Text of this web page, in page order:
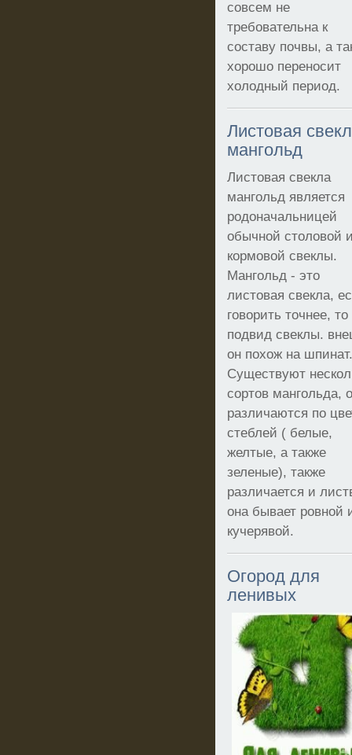
совсем не
требовательна к
составу почвы, а
хорошо переносит
холодный период.
Листовая
мангольд
Листовая свекла
мангольд является
родоначальницей
обычной столовой
кормовой свеклы.
Мангольд - это
листовая свекла,
говорить точнее, то
подвид свеклы.
он похож на шпинат.
Существуют
сортов мангольда,
различаются по
стеблей ( белые,
желтые, а также
зеленые), также
различается и
она бывает ровной
кучерявой.
Огород для
ленивых